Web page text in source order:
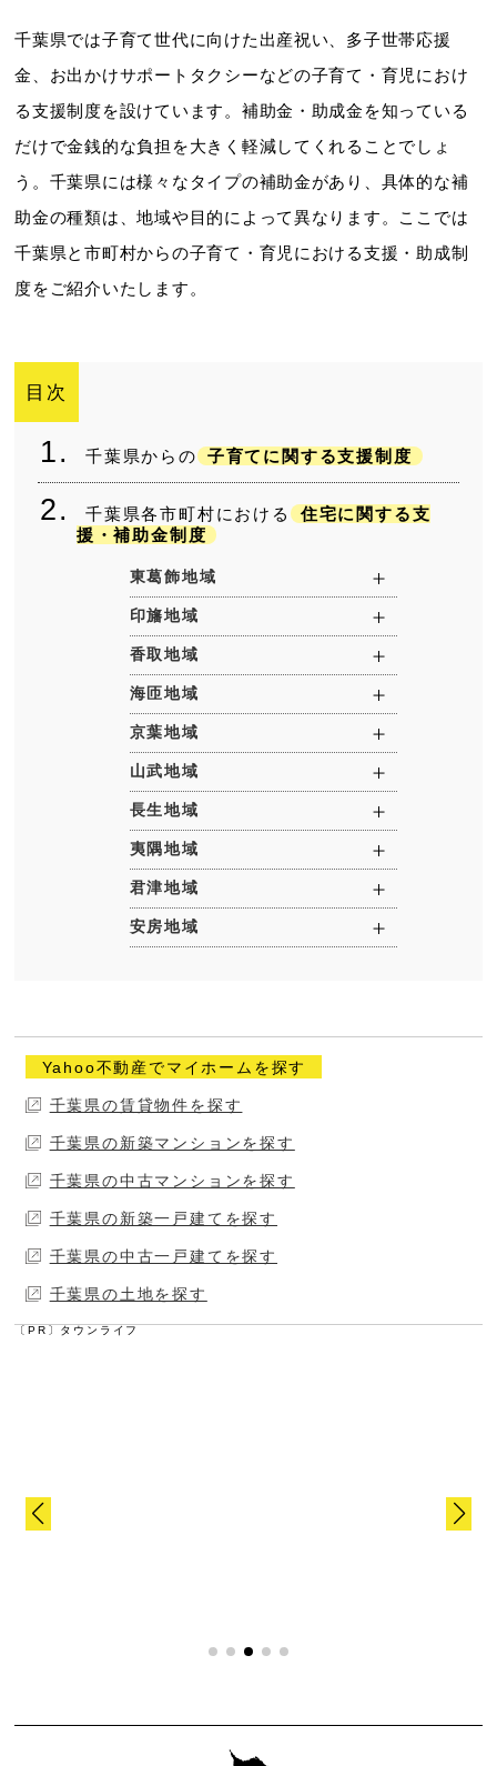
千葉県では子育て世代に向けた出産祝い、多子世帯応援
金、お出かけサポートタクシーなどの子育て・育児におけ
る支援制度を設けています。補助金・助成金を知っている
だけで金銭的な負担を大きく軽減してくれることでしょ
う。千葉県には様々なタイプの補助金があり、具体的な補
助金の種類は、地域や目的によって異なります。ここでは
千葉県と市町村からの子育て・育児における支援・助成制
度をご紹介いたします。
目次
千葉県からの 子育てに関する支援制度
千葉県各市町村における
住宅に関する支
援・補助金制度
東葛飾地域
我孫子市
柏市
流山市
野田市
松戸市
印旛地域
印西市
栄町
佐倉市
酒々井町
白井市
富里市
成田市
八街市
四街道市
香取地域
香取市
神崎町
東庄町
海匝地域
旭市
匝瑳市
銚子市
京葉地域
市川市
市原市
千葉市
習志野市
船橋市
山武地域
大網白里市
九十九里町
芝山町
東金市
長生地域
一宮町
白子町
長生村
長南町
夷隅地域
いすみ市
大多喜町
君津地域
木更津市
安房地域
南房総市
Yahoo不動産でマイホームを探す
千葉県の賃貸物件を探す
千葉県の新築マンションを探す
千葉県の中古マンションを探す
千葉県の新築一戸建てを探す
千葉県の中古一戸建てを探す
千葉県の土地を探す
〔PR〕タウンライフ